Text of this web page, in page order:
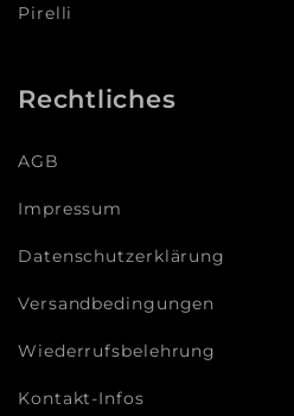
Pirelli
Rechtliches
AGB
Impressum
Datenschutzerklärung
Versandbedingungen
Wiederrufsbelehrung
Kontakt-Infos